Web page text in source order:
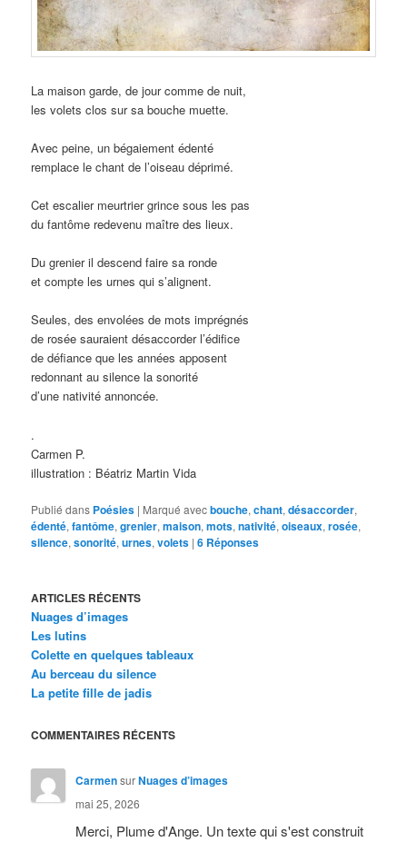
La maison garde, de jour comme de nuit,
les volets clos sur sa bouche muette.
Avec peine, un bégaiement édenté
remplace le chant de l’oiseau déprimé.
Cet escalier meurtrier grince sous les pas
du fantôme redevenu maître des lieux.
Du grenier il descend faire sa ronde
et compte les urnes qui s’alignent.
Seules, des envolées de mots imprégnés
de rosée sauraient désaccorder l’édifice
de défiance que les années apposent
redonnant au silence la sonorité
d’une nativité annoncée.
.
Carmen P.
illustration : Béatriz Martin Vida
Publié dans Poésies | Marqué avecbouche,chant,désaccorder,
édenté,fantôme,grenier,maison,mots,nativité,oiseaux,rosée,
silence,sonorité,urnes,volets |6 Réponses
ARTICLES RÉCENTS
Nuages d’images
Les lutins
Colette en quelques tableaux
Au berceau du silence
La petite fille de jadis
COMMENTAIRES RÉCENTS
CarmensurNuages d’images
mai 25, 2026
Merci, Plume d'Ange. Un texte qui s'est construit